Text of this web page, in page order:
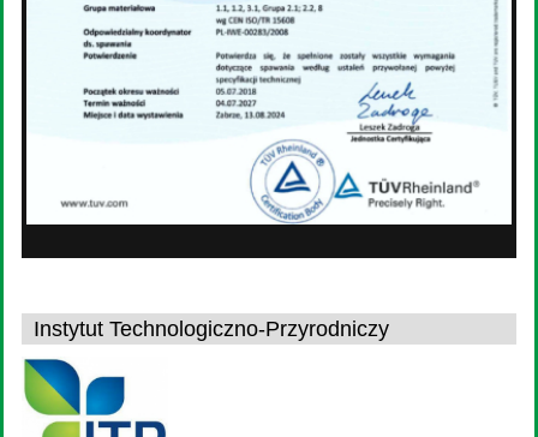
Instytut Technologiczno-Przyrodniczy